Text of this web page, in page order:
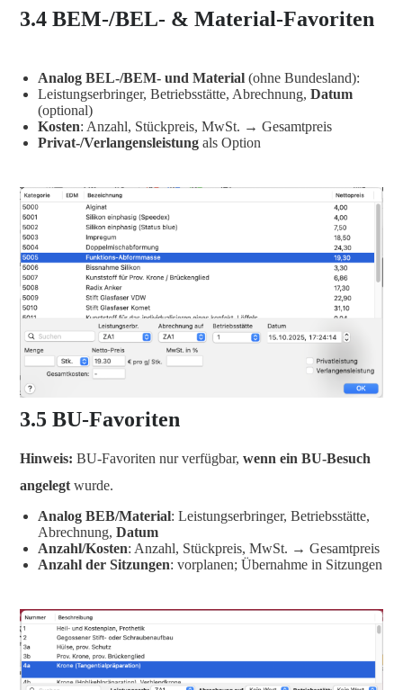
3.4 BEM-/BEL- & Material-Favoriten
Analog BEL-/BEM- und Material (ohne Bundesland):
Leistungserbringer, Betriebsstätte, Abrechnung, Datum
(optional)
Kosten: Anzahl, Stückpreis, MwSt. → Gesamtpreis
Privat-/Verlangensleistung als Option
3.5 BU-Favoriten
Hinweis: BU-Favoriten nur verfügbar, wenn ein BU-Besuch
angelegt wurde.
Analog BEB/Material: Leistungserbringer, Betriebsstätte,
Abrechnung, Datum
Anzahl/Kosten: Anzahl, Stückpreis, MwSt. → Gesamtpreis
Anzahl der Sitzungen: vorplanen; Übernahme in Sitzungen